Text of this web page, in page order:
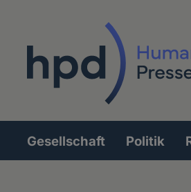
Hauptnavigation
Gesellschaft Politik